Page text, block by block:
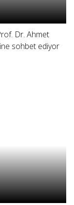
Dr. Ahmet
sohbet ediyor